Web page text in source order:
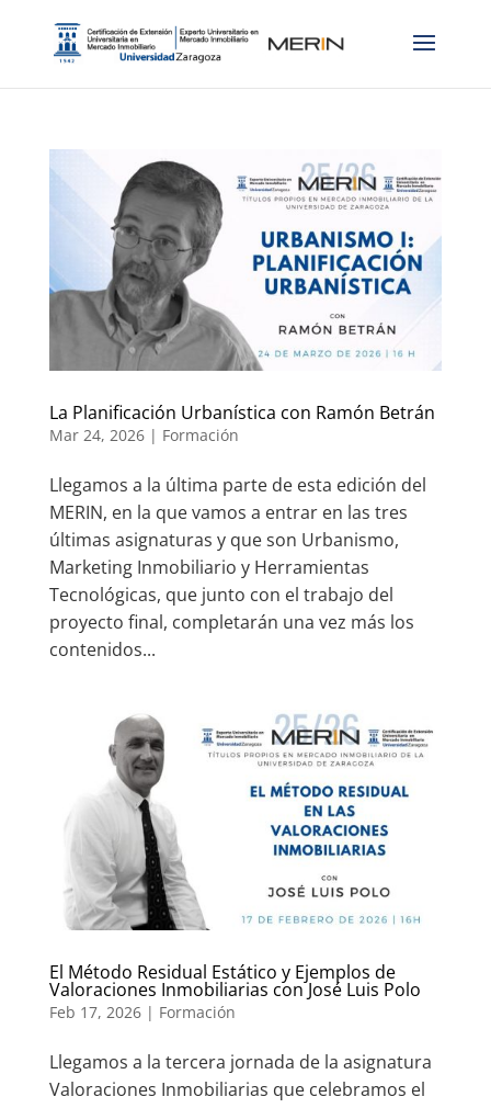
La Planificación Urbanística con Ramón Betrán
Mar 24, 2026| Formación
Llegamos a la última parte de esta edición del
MERIN, en la que vamos a entrar en las tres
últimas asignaturas y que son Urbanismo,
Marketing Inmobiliario y Herramientas
Tecnológicas, que junto con el trabajo del
proyecto final, completarán una vez más los
contenidos...
El Método Residual Estático y Ejemplos de
Valoraciones Inmobiliarias con José Luis Polo
Feb 17, 2026| Formación
Llegamos a la tercera jornada de la asignatura
Valoraciones Inmobiliarias que celebramos el